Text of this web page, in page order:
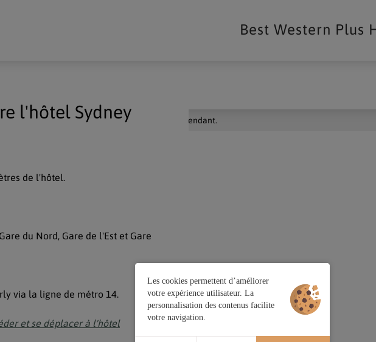
Best Western Plus
l'hôtel Sydney
de l'hôtel.
du Nord, Gare de l'Est et Gare
via la ligne de métro 14.
et se déplacer à l'hôtel
exploité par un propriétaire indépendant.
Les cookies permettent d’améliorer
votre expérience utilisateur. La
personnalisation des contenus facilite
votre navigation.